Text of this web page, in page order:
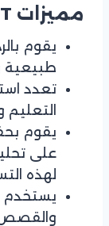
مميزات ChatGPT
يقوم
طبيعية
تعدد
التعليم
يقوم
على
لهذه
يستخدم